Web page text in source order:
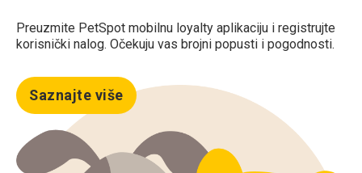
Preuzmite PetSpot mobilnu loyalty aplikaciju i registrujte
korisnički nalog. Očekuju vas brojni popusti i pogodnosti.
Saznajte više